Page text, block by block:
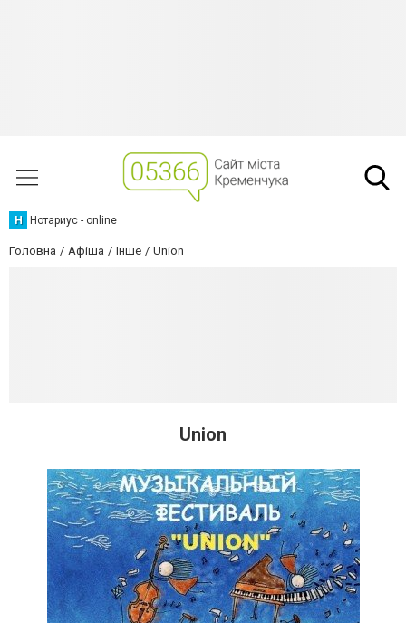
Н Нотариус - online
Головна Афіша Інше Union
Union